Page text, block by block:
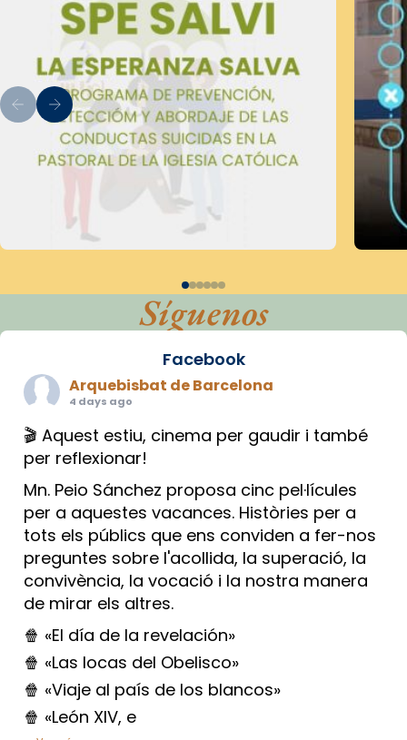
Síguenos
Facebook
Arquebisbat de Barcelona
4 days ago
🎬 Aquest estiu, cinema per gaudir i també
per reflexionar!
Mn. Peio Sánchez proposa cinc pel·lícules
per a aquestes vacances. Històries per a
tots els públics que ens conviden a fer-nos
preguntes sobre l'acollida, la superació, la
convivència, la vocació i la nostra manera
de mirar els altres.
🍿 «El día de la revelación»
🍿 «Las locas del Obelisco»
🍿 «Viaje al país de los blancos»
🍿 «León XIV, e